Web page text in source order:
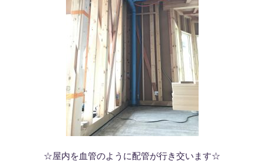
☆屋内を血管のように配管が行き交います☆